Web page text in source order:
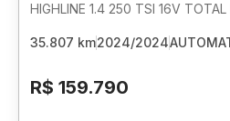
HIGHLINE 1.4 250 TSI 16V
35.807 km2024/2024
R$ 159.790